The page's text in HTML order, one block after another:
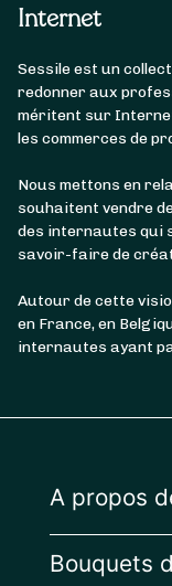
Internet
Sessile est un
redonner aux
méritent sur
les commerces de
Nous mettons en
souhaitent vendre
des internautes qui
savoir-faire de
Autour de cette
en France, en
internautes ayant
A propos
Bouquets